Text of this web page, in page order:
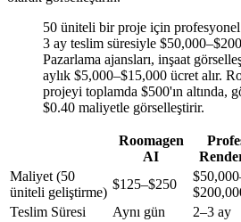
50 üniteli bir proje için
3 ay teslim süresiyle
Pazarlama ajansları, inşaat
aylık $5,000–$15,000 ücret alır.
projeyi toplamda $500'ın altında,
$0.40 maliyetle görselleştirir.
Roomagen
AI
Maliyet (50
üniteli geliştirme)
$125–$250
Teslim Süresi
Aynı gün 2–3 ay